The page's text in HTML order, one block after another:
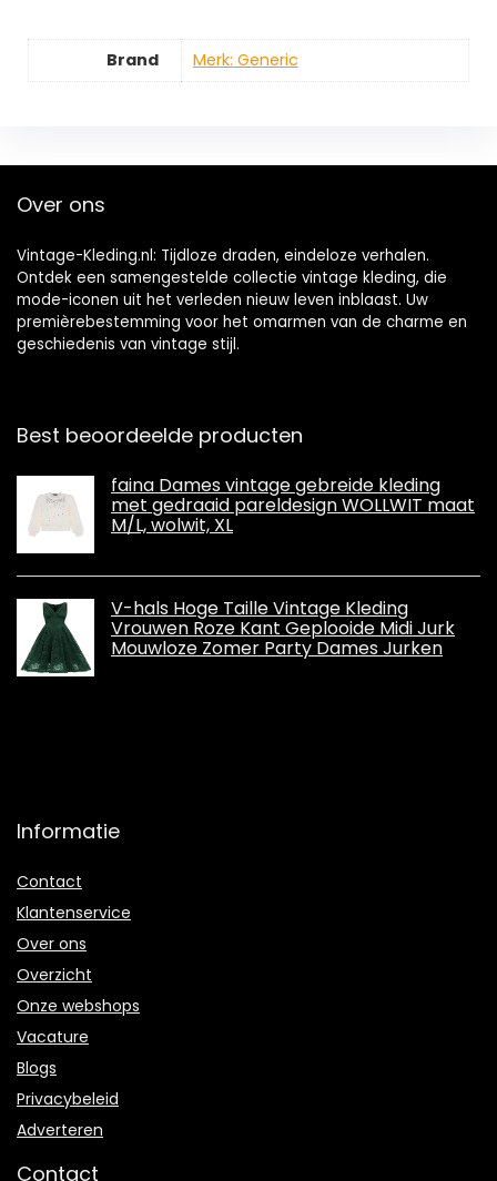
Brand Merk: Generic
Over ons
Vintage-Kleding.nl: Tijdloze draden, eindeloze verhalen.
Ontdek een samengestelde collectie vintage kleding, die
mode-iconen uit het verleden nieuw leven inblaast. Uw
premièrebestemming voor het omarmen van de charme en
geschiedenis van vintage stijl.
Best beoordeelde producten
faina Dames vintage gebreide kleding
met gedraaid pareldesign WOLLWIT maat
M/L, wolwit, XL
V-hals Hoge Taille Vintage Kleding
Vrouwen Roze Kant Geplooide Midi Jurk
Mouwloze Zomer Party Dames Jurken
Informatie
Contact
Klantenservice
Over ons
Overzicht
Onze webshops
Vacature
Blogs
Privacybeleid
Adverteren
Contact